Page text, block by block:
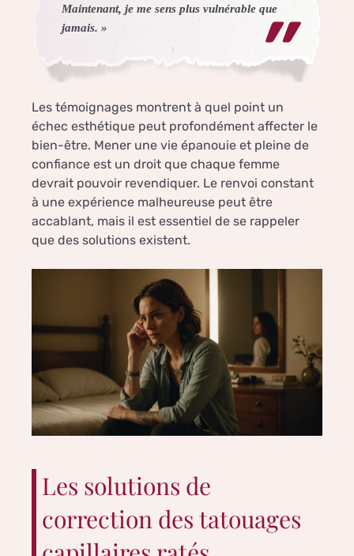
Maintenant, je me sens plus vulnérable que
jamais. »
Les témoignages montrent à quel point un
échec esthétique peut profondément affecter le
bien-être. Mener une vie épanouie et pleine de
confiance est un droit que chaque femme
devrait pouvoir revendiquer. Le renvoi constant
à une expérience malheureuse peut être
accablant, mais il est essentiel de se rappeler
que des solutions existent.
Les solutions de
correction des tatouages